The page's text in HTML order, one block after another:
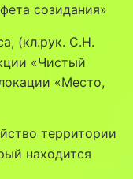
созидания»
(кл.рук. С.Н.
«Чистый
«Место,
территории
находится